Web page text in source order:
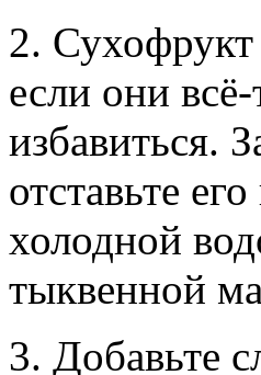
2. Сухофрукт
если они
избавиться.
отставьте
холодной
тыквенной
3. Добавьте